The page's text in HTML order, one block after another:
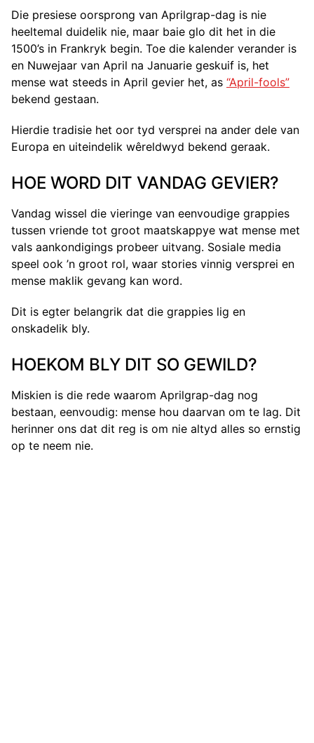
Die presiese oorsprong van Aprilgrap-dag is nie
heeltemal duidelik nie, maar baie glo dit het in die
1500’s in Frankryk begin. Toe die kalender verander is
en Nuwejaar van April na Januarie geskuif is, het
mense wat steeds in April gevier het, as “April-fools”
bekend gestaan.
Hierdie tradisie het oor tyd versprei na ander dele van
Europa en uiteindelik wêreldwyd bekend geraak.
HOE WORD DIT VANDAG GEVIER?
Vandag wissel die vieringe van eenvoudige grappies
tussen vriende tot groot maatskappye wat mense met
vals aankondigings probeer uitvang. Sosiale media
speel ook ’n groot rol, waar stories vinnig versprei en
mense maklik gevang kan word.
Dit is egter belangrik dat die grappies lig en
onskadelik bly.
HOEKOM BLY DIT SO GEWILD?
Miskien is die rede waarom Aprilgrap-dag nog
bestaan, eenvoudig: mense hou daarvan om te lag. Dit
herinner ons dat dit reg is om nie altyd alles so ernstig
op te neem nie.